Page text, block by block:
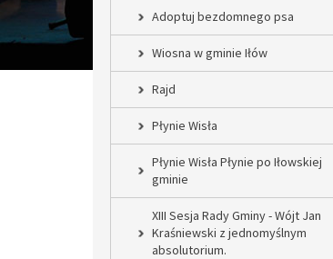
Adoptuj bezdomnego psa
Wiosna w gminie Iłów
Rajd
Płynie Wisła
Płynie Wisła Płynie po Iłowskiej
gminie
XIII Sesja Rady Gminy - Wójt Jan
Kraśniewski z jednomyślnym
absolutorium.